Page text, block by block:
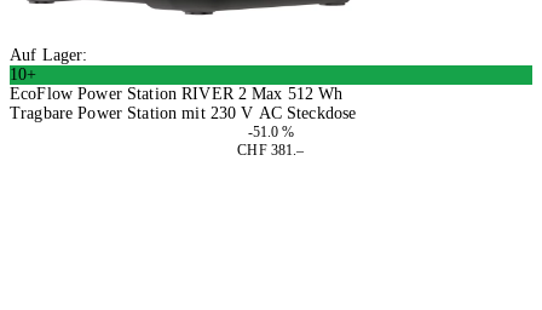
Auf Lager:
10+
EcoFlow Power Station RIVER 2 Max 512 Wh
Tragbare Power Station mit 230 V AC Steckdose
-51.0 %
CHF 381.–